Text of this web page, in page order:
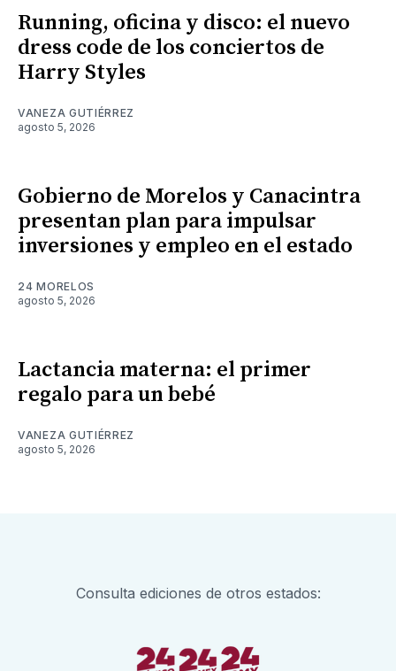
Running, oficina y disco: el nuevo
dress code de los conciertos de
Harry Styles
VANEZA GUTIÉRREZ
agosto 5, 2026
Gobierno de Morelos y Canacintra
presentan plan para impulsar
inversiones y empleo en el estado
24 MORELOS
agosto 5, 2026
Lactancia materna: el primer
regalo para un bebé
VANEZA GUTIÉRREZ
agosto 5, 2026
Consulta ediciones de otros estados: